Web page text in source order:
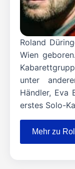
Roland
Wien
unter
Händler, Eva
erstes Solo-
Mehr zu